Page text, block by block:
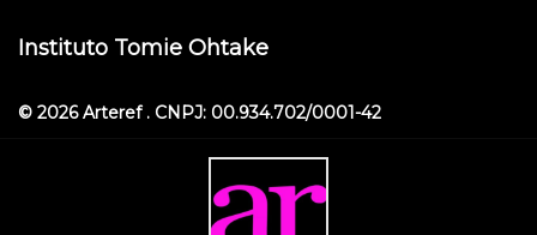
Instituto Tomie Ohtake
© 2026 Arteref . CNPJ: 00.934.702/0001-42